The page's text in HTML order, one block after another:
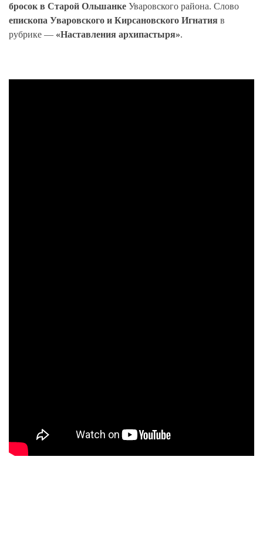
бросок в Старой Ольшанке Уваровского района. Слово
епископа Уваровского и Кирсановского Игнатия в
рубрике — «Наставления архипастыря».